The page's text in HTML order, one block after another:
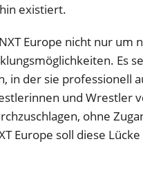
existiert.
Europe nicht nur um
Es
in der sie professionell
und Wrestler
ohne
Europe soll diese